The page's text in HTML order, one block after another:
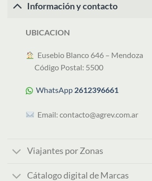
Información y contacto
UBICACION
︎ Eusebio Blanco 646 – Mendoza
Código Postal: 5500
WhatsApp 2612396661
Email:contacto@agrev.com.ar
Viajantes por Zonas
Cátalogo digital de Marcas